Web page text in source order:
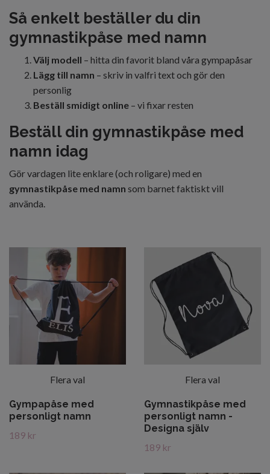
Så enkelt beställer du din
gymnastikpåse med namn
Välj modell – hitta din favorit bland våra gympapåsar
Lägg till namn – skriv in valfri text och gör den
personlig
Beställ smidigt online – vi fixar resten
Beställ din gymnastikpåse med
namn idag
Gör vardagen lite enklare (och roligare) med en
gymnastikpåse med namn som barnet faktiskt vill
använda.
Flera val
Gympapåse med
personligt namn
189 kr
Flera val
Gymnastikpåse med
personligt namn -
Designa själv
189 kr